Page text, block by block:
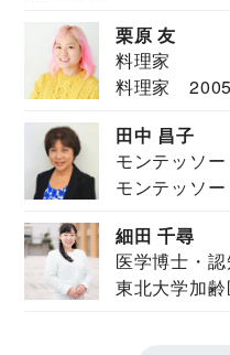
栗原 友
料理家
料理家 2005
田中 昌子
モンテッソ
ズハウス研
モンテッソ
細田 千尋
医学博士・
東北大学加